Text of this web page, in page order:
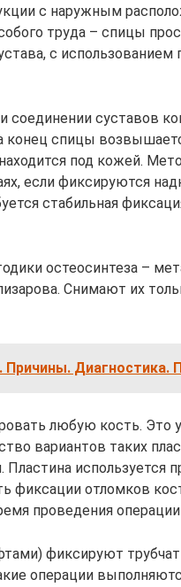
с наружным
труда – спицы
с использованием
суставов
конец спицы
под кожей.
если фиксируются
стабильная
остеосинтеза –
Снимают их
Причины. Диагностика.
любую кость. Это
вариантов таких
используется
фиксации отломков
проведения
фиксируют
операции